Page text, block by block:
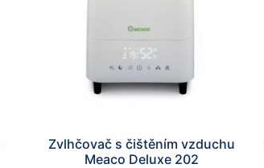
Zvlhčovač s čištěním vzduchu
Meaco Deluxe 202